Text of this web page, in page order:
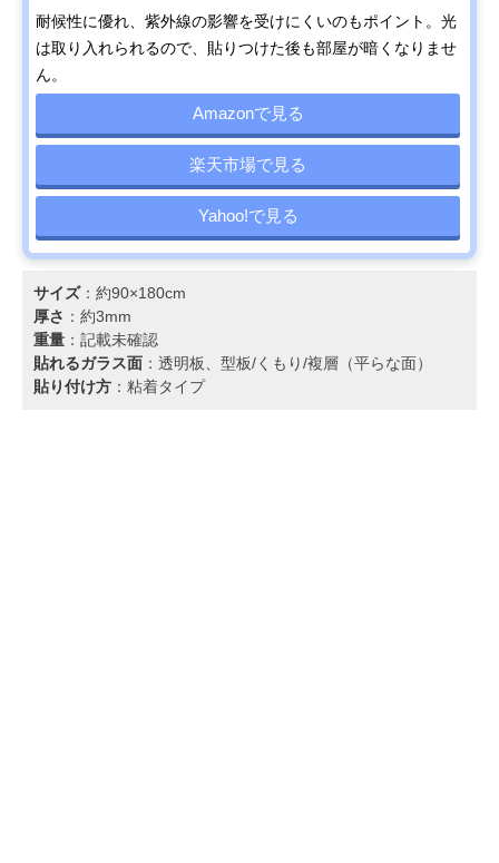
耐候性に優れ、紫外線の影響を受けにくいのもポイント。光
は取り入れられるので、貼りつけた後も部屋が暗くなりませ
ん。
Amazonで見る
楽天市場で見る
Yahoo!で見る
サイズ：約90×180cm
厚さ ：約3mm
重量 ：記載未確認
貼れるガラス面 ：透明板、型板/くもり/複層（平らな面）
貼り付け方 ：粘着タイプ